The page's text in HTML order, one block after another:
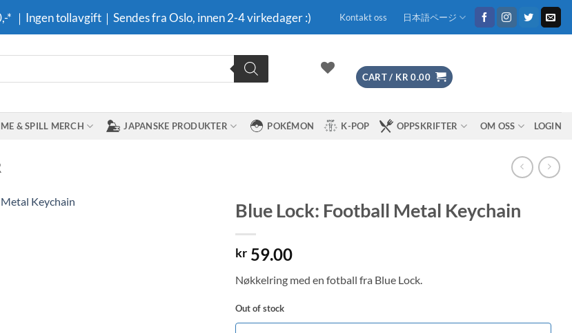
* ｜Ingen tollavgift｜Sendes fra Oslo, innen 2-4 virkedager :) Kontakt oss 日本語ページ
CART / KR 0.00
& SPILL MERCH JAPANSKE PRODUKTER POKÉMON K-POP OPPSKRIFTER OM OSS LOGIN
Blue Lock: Football Metal Keychain
kr59.00
Nøkkelring med en fotball fra Blue Lock.
Out of stock